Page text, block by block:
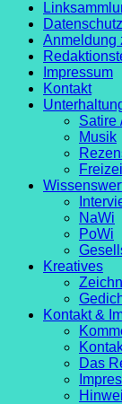
Anmeldung
Impressum
Kontakt
Satire
Musik
NaWi
PoWi
Kreatives
Kontakt &
Das